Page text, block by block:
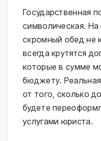
Государственная
символическая.
скромный обед не
всегда крутятся
которые в сумме
бюджету.
от того, сколько
будете
услугами юриста.